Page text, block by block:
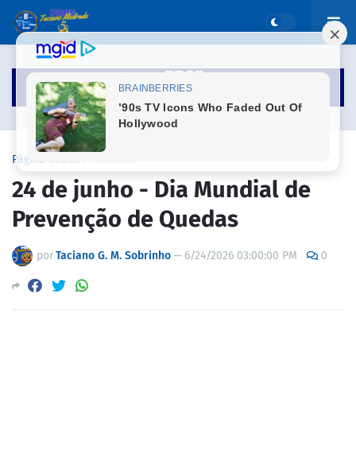
Página inicial
24 de junho - Dia Mundial de
Prevenção de Quedas
porTaciano G. M. Sobrinho— 6/24/2026 03:00:00 PM 0